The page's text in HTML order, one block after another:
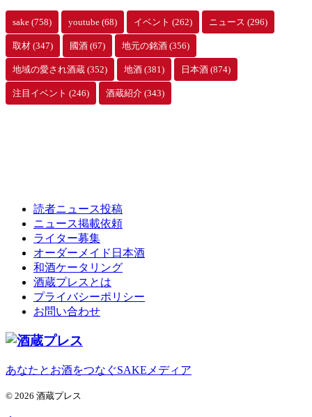
sake (758) youtube (68) イベント (262) ニュース (296)
取材 (347) 國酒 (67) 地元の銘酒 (356)
地域の愛され酒蔵 (352) 地酒 (381) 日本酒 (874)
注目イベント (246) 酒蔵紹介 (343)
読者ニュース投稿
ニュース掲載依頼
ライター募集
オーダーメイド日本酒
和酒ケータリング
酒蔵プレスとは
プライバシーポリシー
お問い合わせ
あなたとお酒をつなぐSAKEメディア
© 2026 酒蔵プレス